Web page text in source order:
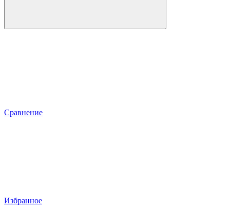
Сравнение
Избранное